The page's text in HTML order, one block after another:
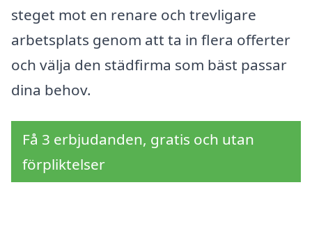
steget mot en renare och trevligare
arbetsplats genom att ta in flera offerter
och välja den städfirma som bäst passar
dina behov.
Få 3 erbjudanden, gratis och utan
förpliktelser